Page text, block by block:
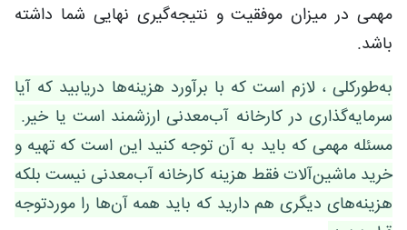
مهمی در میزان موفقیت و نتیجه‌گیری نهایی شما داشته
باشد.
به‌طورکلی ، لازم است که با برآورد هزینه‌ها دریابید که آیا
سرمایه‌گذاری در کارخانه آب‌معدنی ارزشمند است یا خیر.
مسئله مهمی که باید به آن توجه کنید این است که تهیه و
خرید ماشین‌آلات فقط هزینه کارخانه آب‌معدنی نیست بلکه
هزینه‌های دیگری هم دارید که باید همه آن‌ها را موردتوجه